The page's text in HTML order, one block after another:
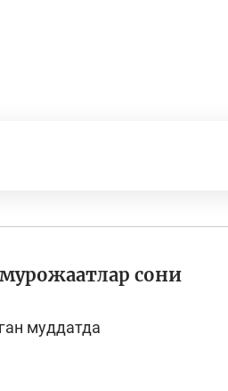
сони
муддатда